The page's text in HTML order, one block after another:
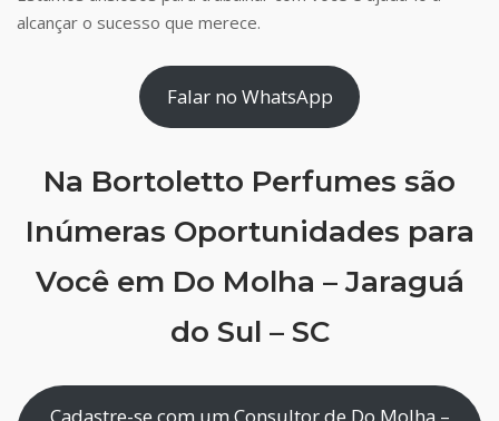
alcançar o sucesso que merece.
Falar no WhatsApp
Na Bortoletto Perfumes são
Inúmeras Oportunidades para
Você em Do Molha – Jaraguá
do Sul – SC